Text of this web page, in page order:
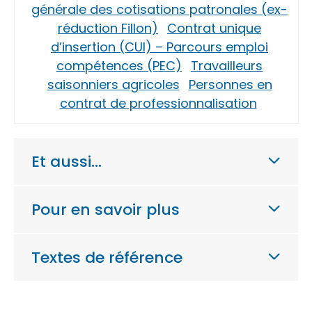
générale des cotisations patronales (ex-
réduction Fillon)
Contrat unique
d’insertion (CUI) – Parcours emploi
compétences (PEC)
Travailleurs
saisonniers agricoles Personnes en
contrat de professionnalisation
Et aussi…
Pour en savoir plus
Textes de référence